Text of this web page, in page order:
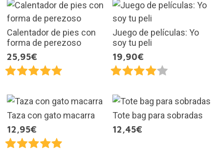
Calentador de pies con
forma de perezoso
25,95€
Juego de películas: Yo
soy tu peli
19,90€
Taza con gato macarra
12,95€
Tote bag para sobradas
12,45€